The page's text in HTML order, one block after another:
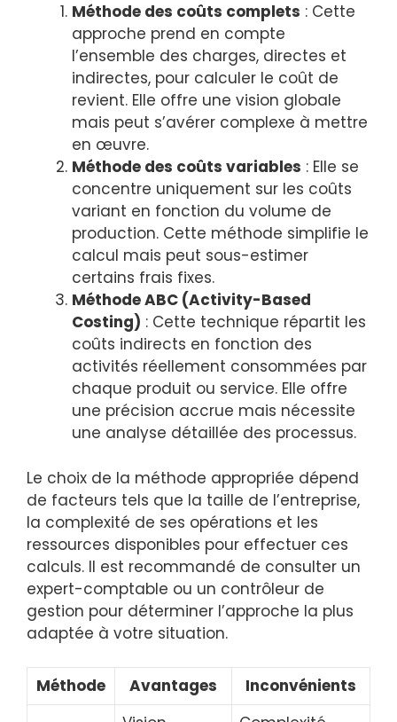
Méthode des coûts complets : Cette
approche prend en compte
l’ensemble des charges, directes et
indirectes, pour calculer le coût de
revient. Elle offre une vision globale
mais peut s’avérer complexe à mettre
en œuvre.
Méthode des coûts variables : Elle se
concentre uniquement sur les coûts
variant en fonction du volume de
production. Cette méthode simplifie le
calcul mais peut sous-estimer
certains frais fixes.
Méthode ABC (Activity-Based
Costing) : Cette technique répartit les
coûts indirects en fonction des
activités réellement consommées par
chaque produit ou service. Elle offre
une précision accrue mais nécessite
une analyse détaillée des processus.
Le choix de la méthode appropriée dépend
de facteurs tels que la taille de l’entreprise,
la complexité de ses opérations et les
ressources disponibles pour effectuer ces
calculs. Il est recommandé de consulter un
expert-comptable ou un contrôleur de
gestion pour déterminer l’approche la plus
adaptée à votre situation.
Méthode Avantages
Inconvénients